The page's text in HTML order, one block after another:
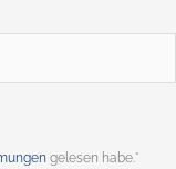
gelesen habe.*